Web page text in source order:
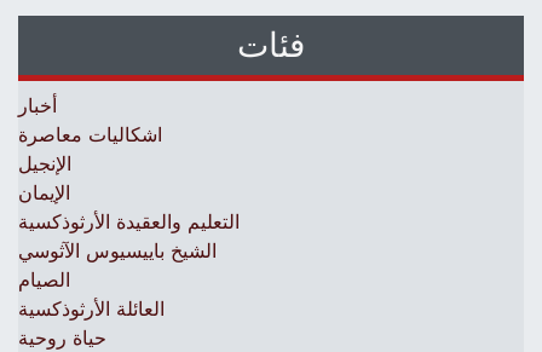
فئات
أخبار
اشكاليات معاصرة
الإنجيل
الإيمان
التعليم والعقيدة الأرثوذكسية
الشيخ باييسيوس الآثوسي
الصيام
العائلة الأرثوذكسية
حياة روحية